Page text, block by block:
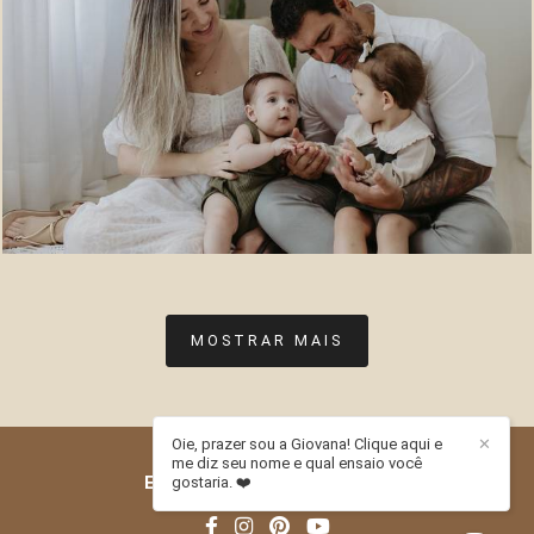
34 0
MOSTRAR MAIS
ESTÚDIO PITORI
✕
Oie, prazer sou a Giovana! Clique aqui e
me diz seu nome e qual ensaio você
gostaria. ❤️